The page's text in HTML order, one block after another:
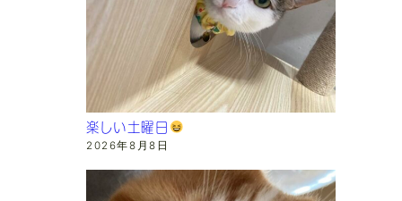
楽しい土曜日
2026年8月8日